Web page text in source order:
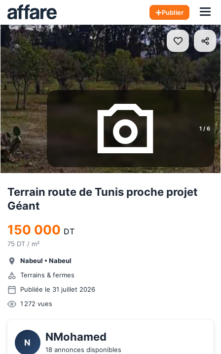
Publier
1 / 6
Terrain route de Tunis proche projet
Géant
150 000 DT
75 DT / m²
Nabeul • Nabeul
Terrains & fermes
Publiée le 31 juillet 2026
1 272 vues
N NMohamed
18 annonces disponibles